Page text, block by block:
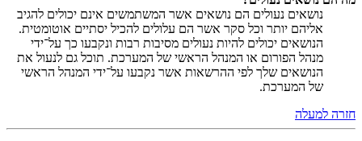
נושאים נעולים הם נושאים אשר המשתמשים אינם יכולים להגיב
אליהם יותר וכל סקר אשר הם עלולים להכיל יסתיים אוטומטית.
הנושאים יכולים להיות נעולים מסיבות רבות ונקבעו כך על־ידי
מנהל הפורום או המנהל הראשי של המערכת. תוכל גם לנעול את
הנושאים שלך לפי ההרשאות אשר נקבעו על־ידי המנהל הראשי
של המערכת.
חזרה למעלה